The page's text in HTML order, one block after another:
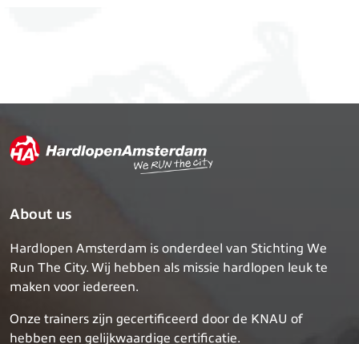
About us
Hardlopen Amsterdam is onderdeel van Stichting We
Run The City. Wij hebben als missie hardlopen leuk te
maken voor iedereen.
Onze trainers zijn gecertificeerd door de KNAU of
hebben een gelijkwaardige certificatie.